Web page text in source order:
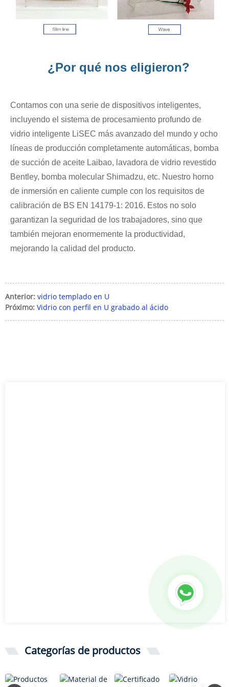
¿Por qué nos eligieron?
Contamos con una serie de dispositivos inteligentes,
incluyendo el sistema de procesamiento profundo de
vidrio inteligente LiSEC más avanzado del mundo y ocho
líneas de producción completamente automáticas, bomba
de succión de aceite Laibao, lavadora de vidrio revestido
Bentley, bomba molecular Shimadzu, etc. Nuestro horno
de inmersión en caliente cumple con los requisitos de
calibración de BS EN 14179-1: 2016. Estos no solo
garantizan la seguridad de los trabajadores, sino que
también mejoran enormemente la productividad,
mejorando la calidad del producto.
Anterior: vidrio templado en U
Próximo: Vidrio con perfil en U grabado al ácido
Categorías de productos